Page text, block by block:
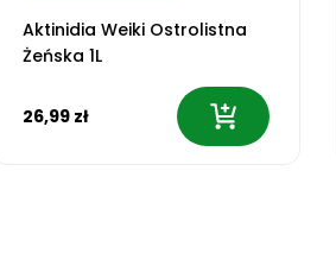
Aktinidia Weiki Ostrolistna
Żeńska 1L
26,99 zł